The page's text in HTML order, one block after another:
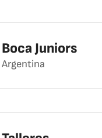
Boca Juniors
Argentina